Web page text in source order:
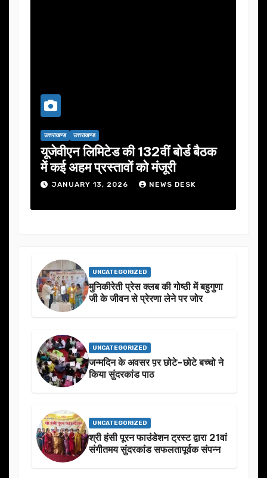
उत्तराखण्ड उत्तराखण्ड
यूजेवीएन लिमिटेड की 132वीं बोर्ड बैठक
में कई अहम प्रस्तावों को मंजूरी
JANUARY 13, 2026 NEWS DESK
UNCATEGORIZED
मुनिकीरेती प्रेस क्लब की गोष्ठी में बहुगुणा
जी के जीवन से प्रेरणा लेने पर जोर
UNCATEGORIZED
जन्मदिन के अवसर प़र छोटे-छोटे बच्चो ने
किया सुंदरकांड पाठ
UNCATEGORIZED
श्री हंसी पूरन फाउंडेशन ट्रस्ट द्वारा 21वां
संगीतमय सुंदरकांड सफलतापूर्वक संपन्न